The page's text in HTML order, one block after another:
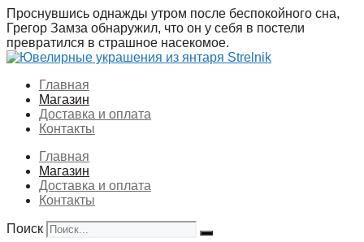
Перейти
к
содержимому
Проснувшись однажды утром после беспокойного сна,
Грегор Замза обнаружил, что он у себя в постели
превратился в страшное насекомое.
Главная
Магазин
Доставка и оплата
Контакты
Главная
Магазин
Доставка и оплата
Контакты
Поиск